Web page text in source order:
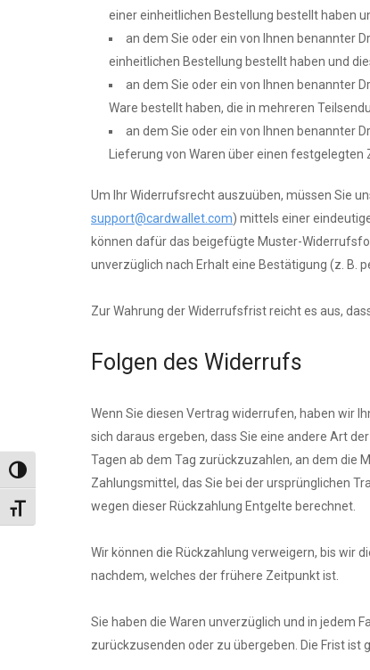
Toggle High Contrast
Toggle Font size
einer einheitlichen Bestellung bestellt haben
an dem Sie oder ein von Ihnen benannter
einheitlichen Bestellung bestellt haben und
an dem Sie oder ein von Ihnen benannter
Ware bestellt haben, die in mehreren
an dem Sie oder ein von Ihnen benannter
Lieferung von Waren über einen
Um Ihr Widerrufsrecht auszuüben, müssen Sie
support@cardwallet.com) mittels einer
können dafür das beigefügte Muster-
unverzüglich nach Erhalt eine Bestätigung (z. B.
Zur Wahrung der Widerrufsfrist reicht es aus,
Folgen des Widerrufs
Wenn Sie diesen Vertrag widerrufen, haben wir
sich daraus ergeben, dass Sie eine andere Art
Tagen ab dem Tag zurückzuzahlen, an dem die
Zahlungsmittel, das Sie bei der ursprünglichen
wegen dieser Rückzahlung Entgelte berechnet.
Wir können die Rückzahlung verweigern, bis wir
nachdem, welches der frühere Zeitpunkt ist.
Sie haben die Waren unverzüglich und in jedem
zurückzusenden oder zu übergeben. Die Frist ist